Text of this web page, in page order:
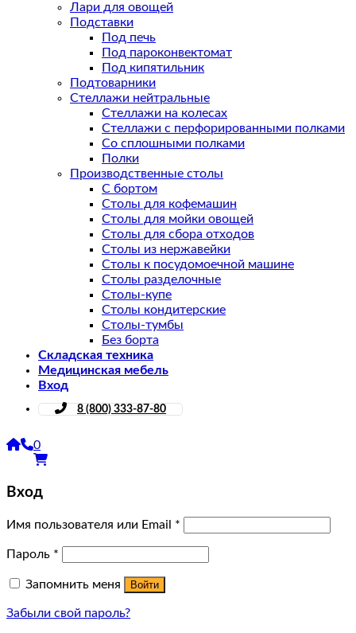
Лари для овощей
Подставки
Под печь
Под пароконвектомат
Под кипятильник
Подтоварники
Стеллажи нейтральные
Стеллажи на колесах
Стеллажи с перфорированными полками
Со сплошными полками
Полки
Производственные столы
С бортом
Столы для кофемашин
Столы для мойки овощей
Столы для сбора отходов
Столы из нержавейки
Столы к посудомоечной машине
Столы разделочные
Столы-купе
Столы кондитерские
Столы-тумбы
Без борта
Складская техника
Медицинская мебель
Вход
8 (800) 333-87-80
0
Вход
Имя пользователя или Email *
Пароль *
Запомнить меня Войти
Забыли свой пароль?